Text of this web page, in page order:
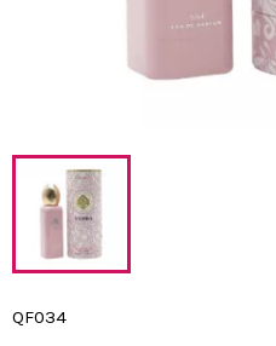
QF034